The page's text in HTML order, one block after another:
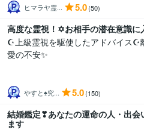
ヒマラヤ霊... 5.0(50)
高度な霊視！✡️お相手の潜在意識に
☪️上級霊視を駆使したアドバイス☪️
愛の不安✨
やすと♠究... 5.0(150)
結婚鑑定❣あなたの運命の人・出会
ます